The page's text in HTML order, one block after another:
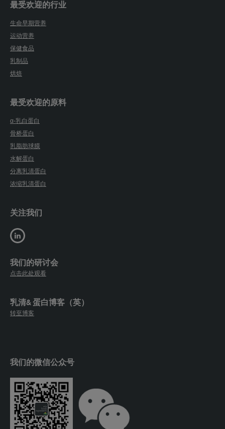
最受欢迎的行业
生命早期营养
运动营养
保健食品
乳制品
烘焙
最受欢迎的原料
α-乳白蛋白
骨桥蛋白
乳脂肪球膜
水解蛋白
分离乳清蛋白
浓缩乳清蛋白
关注我们
我们的研讨会
点击此处观看
乳清& 蛋白博客（英）
转至博客
我们的微信公众号